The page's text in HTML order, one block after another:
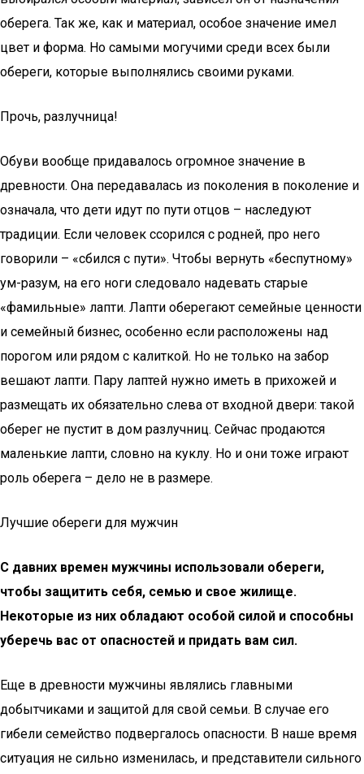
оберега. Так же, как и материал, особое значение имел
цвет и форма. Но самыми могучими среди всех были
обереги, которые выполнялись своими руками.
Прочь, разлучница!
Обуви вообще придавалось огромное значение в
древности. Она передавалась из поколения в поколение и
означала, что дети идут по пути отцов – наследуют
традиции. Если человек ссорился с родней, про него
говорили – «сбился с пути». Чтобы вернуть «беспутному»
ум-разум, на его ноги следовало надевать старые
«фамильные» лапти. Лапти оберегают семейные ценности
и семейный бизнес, особенно если расположены над
порогом или рядом с калиткой. Но не только на забор
вешают лапти. Пару лаптей нужно иметь в прихожей и
размещать их обязательно слева от входной двери: такой
оберег не пустит в дом разлучниц. Сейчас продаются
маленькие лапти, словно на куклу. Но и они тоже играют
роль оберега – дело не в размере.
Лучшие обереги для мужчин
С давних времен мужчины использовали обереги,
чтобы защитить себя, семью и свое жилище.
Некоторые из них обладают особой силой и способны
уберечь вас от опасностей и придать вам сил.
Еще в древности мужчины являлись главными
добытчиками и защитой для свой семьи. В случае его
гибели семейство подвергалось опасности. В наше время
ситуация не сильно изменилась, и представители сильного